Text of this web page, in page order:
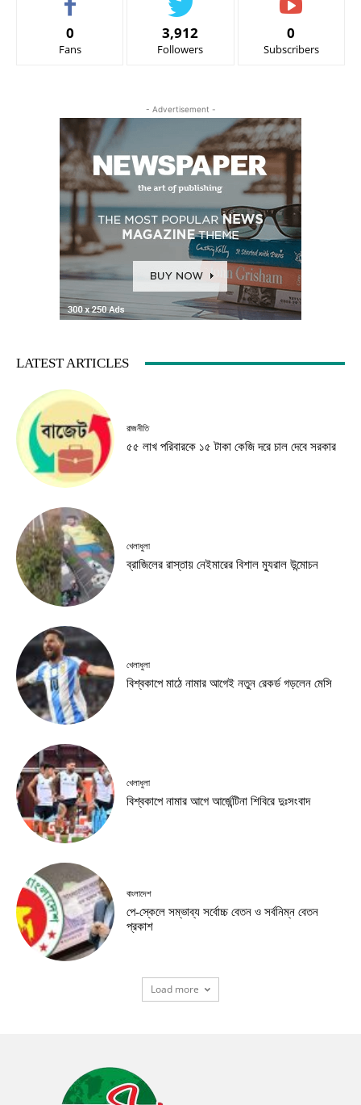
0
Fans
3,912
Followers
0
Subscribers
- Advertisement -
LATEST ARTICLES
রাজনীতি
৫৫ লাখ পরিবারকে ১৫ টাকা কেজি দরে চাল দেবে সরকার
খেলাধুলা
ব্রাজিলের রাস্তায় নেইমারের বিশাল ম্যুরাল উন্মোচন
খেলাধুলা
বিশ্বকাপে মাঠে নামার আগেই নতুন রেকর্ড গড়লেন মেসি
খেলাধুলা
বিশ্বকাপে নামার আগে আর্জেন্টিনা শিবিরে দুঃসংবাদ
বাংলাদেশ
পে-স্কেলে সম্ভাব্য সর্বোচ্চ বেতন ও সর্বনিম্ন বেতন
প্রকাশ
Load more